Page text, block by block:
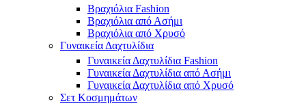
Βραχιόλια Fashion
Βραχιόλια από Ασήμι
Βραχιόλια από Χρυσό
Γυναικεία Δαχτυλίδια
Γυναικεία Δαχτυλίδια Fashion
Γυναικεία Δαχτυλίδια από Ασήμι
Γυναικεία Δαχτυλίδια από Χρυσό
Σετ Κοσμημάτων